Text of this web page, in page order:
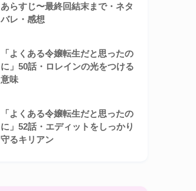
あらすじ〜最終回結末まで・ネタ
バレ・感想
「よくある令嬢転生だと思ったの
に」50話・ロレインの光をつける
意味
「よくある令嬢転生だと思ったの
に」52話・エディットをしっかり
守るキリアン